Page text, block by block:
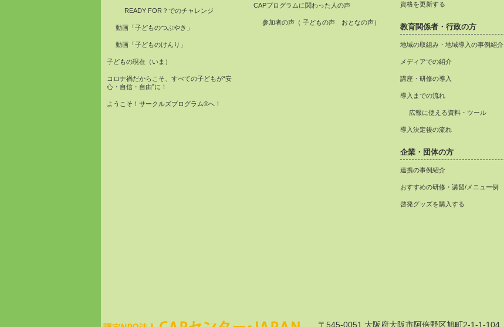
READY FOR？でのチャレンジ
動画「子どものつぶやき」
動画「子どものけんり」
子どもの現在（いま）
コロナ禍だからこそ、すべての子どもが“安
心・自信・自由”に！
ようこそ！サークルズプログラム®へ！
CAPプログラムに関わった人の声
参加者の声（ 子どもの声 おとなの声）
資格を更新する
教育関係者・行政の方
地域の取組み・地域導入の事例紹介
メディアでの紹介
講座・研修の導入
導入までの流れ
広報に使える資料・ツール
導入決定後の流れ
企業・団体の方
連携の事例紹介
おすすめの研修・講習/メニュー例
啓発グッズを購入する
〒545-0051 大阪府大阪市阿倍野区旭町2-1-1-104